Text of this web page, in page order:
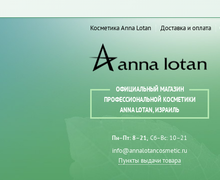
Косметика Anna Lotan Доставка и оплата
ОФИЦИАЛЬНЫЙ МАГАЗИН
ПРОФЕССИОНАЛЬНОЙ КОСМЕТИКИ
ANNA LOTAN, ИЗРАИЛЬ
Пн–Пт: 8–21 Сб–Вс: 10–21
info@annalotancosmetic.ru
Пункты выдачи товара